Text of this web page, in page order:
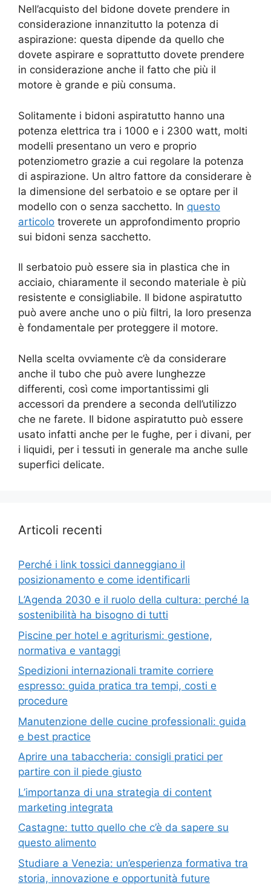
Nell’acquisto del bidone dovete prendere in
considerazione innanzitutto la potenza di
aspirazione: questa dipende da quello che
dovete aspirare e soprattutto dovete prendere
in considerazione anche il fatto che più il
motore è grande e più consuma.
Solitamente i bidoni aspiratutto hanno una
potenza elettrica tra i 1000 e i 2300 watt, molti
modelli presentano un vero e proprio
potenziometro grazie a cui regolare la potenza
di aspirazione. Un altro fattore da considerare è
la dimensione del serbatoio e se optare per il
modello con o senza sacchetto. In questo
articolo troverete un approfondimento proprio
sui bidoni senza sacchetto.
Il serbatoio può essere sia in plastica che in
acciaio, chiaramente il secondo materiale è più
resistente e consigliabile. Il bidone aspiratutto
può avere anche uno o più filtri, la loro presenza
è fondamentale per proteggere il motore.
Nella scelta ovviamente c’è da considerare
anche il tubo che può avere lunghezze
differenti, così come importantissimi gli
accessori da prendere a seconda dell’utilizzo
che ne farete. Il bidone aspiratutto può essere
usato infatti anche per le fughe, per i divani, per
i liquidi, per i tessuti in generale ma anche sulle
superfici delicate.
Articoli recenti
Perché i link tossici danneggiano il
posizionamento e come identificarli
L’Agenda 2030 e il ruolo della cultura: perché la
sostenibilità ha bisogno di tutti
Piscine per hotel e agriturismi: gestione,
normativa e vantaggi
Spedizioni internazionali tramite corriere
espresso: guida pratica tra tempi, costi e
procedure
Manutenzione delle cucine professionali: guida
e best practice
Aprire una tabaccheria: consigli pratici per
partire con il piede giusto
L’importanza di una strategia di content
marketing integrata
Castagne: tutto quello che c’è da sapere su
questo alimento
Studiare a Venezia: un’esperienza formativa tra
storia, innovazione e opportunità future